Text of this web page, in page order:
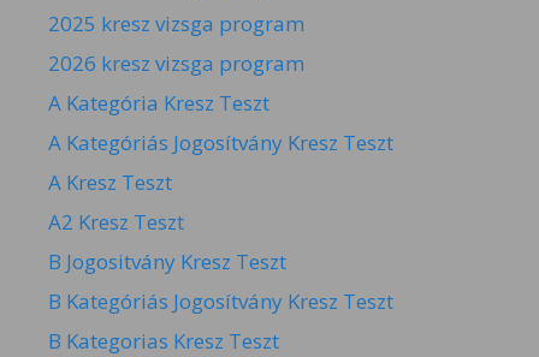
2025 kresz vizsga program
2026 kresz vizsga program
A Kategória Kresz Teszt
A Kategóriás Jogosítvány Kresz Teszt
A Kresz Teszt
A2 Kresz Teszt
B Jogositvány Kresz Teszt
B Kategóriás Jogosítvány Kresz Teszt
B Kategorias Kresz Teszt